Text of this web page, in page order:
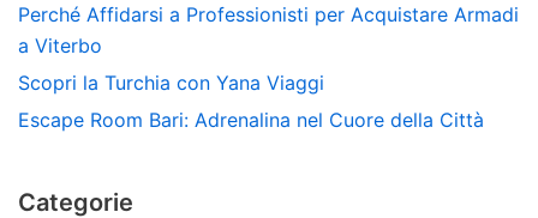
Perché Affidarsi a Professionisti per Acquistare Armadi
a Viterbo
Scopri la Turchia con Yana Viaggi
Escape Room Bari: Adrenalina nel Cuore della Città
Categorie